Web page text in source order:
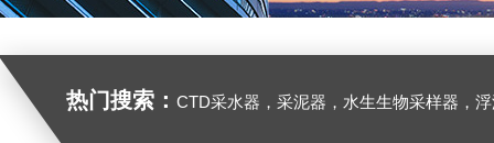
热门搜索： CTD采水器，采泥器，水生生物采样器，浮游生物多联采样网，海洋微塑料采样分析系统，浮游动物扫描分析系统，水下颗粒物和浮游动物图像原位采集系